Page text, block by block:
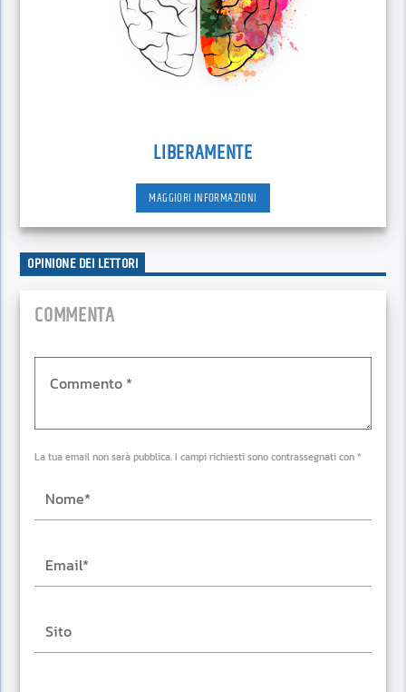
LIBERAMENTE
MAGGIORI INFORMAZIONI
OPINIONE DEI LETTORI
COMMENTA
La tua email non sarà pubblica. I campi richiesti sono contrassegnati con *